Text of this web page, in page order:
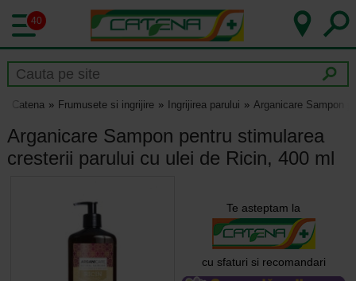
40
Catena Frumusete si ingrijire Ingrijirea parului Arganicare Sampon
Arganicare Sampon pentru stimularea
cresterii parului cu ulei de Ricin, 400 ml
Te asteptam la
cu sfaturi si recomandari